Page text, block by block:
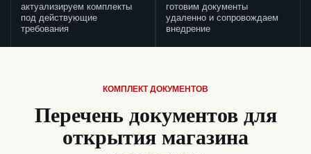
актуализируем комплекты
под действующие
требования
готовим документы
удаленно и сопровождаем
внедрение
КОМПЛЕКТ ДОКУМЕНТОВ
Перечень документов для
открытия магазина